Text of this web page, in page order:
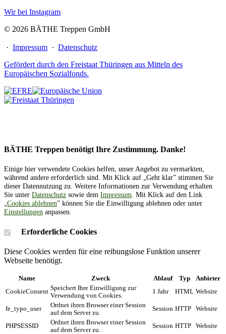
Wir bei Instagram
© 2026 BÄTHE Treppen GmbH
· Impressum · Datenschutz
Gefördert durch den Freistaat Thüringen aus Mitteln des
Europäischen Sozialfonds.
BÄTHE Treppen benötigt Ihre Zustimmung. Danke!
Einige hier verwendete Cookies helfen, unser Angebot zu vermarkten,
während andere erforderlich sind. Mit Klick auf „Geht klar” stimmen Sie
dieser Datennutzung zu. Weitere Informationen zur Verwendung erhalten
Sie unter Datenschutz sowie dem Impressum. Mit Klick auf den Link
„Cookies ablehnen” können Sie die Einwilligung ablehnen oder unter
Einstellungen anpassen.
Erforderliche Cookies
Diese Cookies werden für eine reibungslose Funktion unserer
Webseite benötigt.
Name Zweck Ablauf Typ
Anbieter
CookieConsent Speichert Ihre Einwilligung zur
Verwendung von Cookies.
1 Jahr HTML Website
fe_typo_user
Ordnet ihren Browser einer Session
auf dem Server zu.
Session HTTP Website
PHPSESSID
Ordnet ihren Browser einer Session
auf dem Server zu.
Session HTTP Website